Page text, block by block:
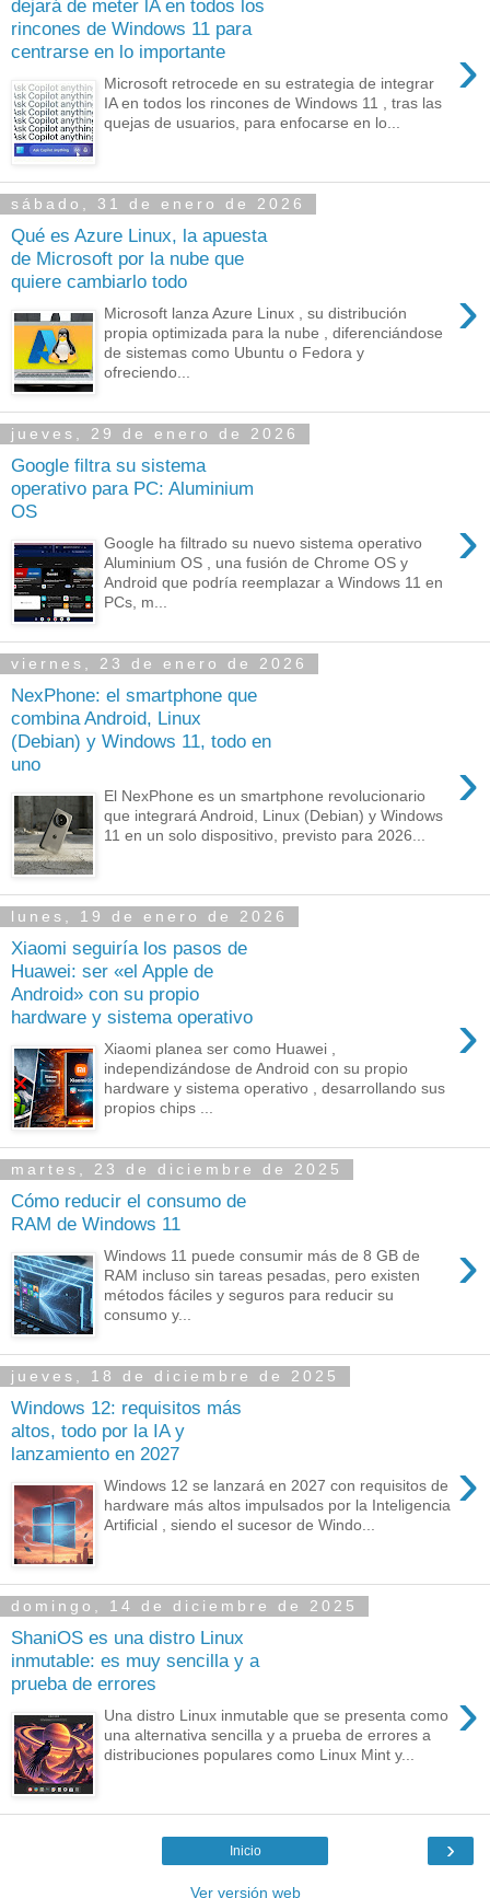
dejará de meter lA en todos los
rincones de Windows 11 para
centrarse en lo importante
›
Microsoft retrocede en su estrategia de integrar
IA en todos los rincones de Windows 11 , tras las
quejas de usuarios, para enfocarse en lo...
sábado, 31 de enero de 2026
Qué es Azure Linux, la apuesta
de Microsoft por la nube que
quiere cambiarlo todo
›
Microsoft lanza Azure Linux , su distribución
propia optimizada para la nube , diferenciándose
de sistemas como Ubuntu o Fedora y
ofreciendo...
jueves, 29 de enero de 2026
Google filtra su sistema
operativo para PC: Aluminium
OS
›
Google ha filtrado su nuevo sistema operativo
Aluminium OS , una fusión de Chrome OS y
Android que podría reemplazar a Windows 11 en
PCs, m...
viernes, 23 de enero de 2026
NexPhone: el smartphone que
combina Android, Linux
(Debian) y Windows 11, todo en
uno
›
El NexPhone es un smartphone revolucionario
que integrará Android, Linux (Debian) y Windows
11 en un solo dispositivo, previsto para 2026...
lunes, 19 de enero de 2026
Xiaomi seguiría los pasos de
Huawei: ser «el Apple de
Android» con su propio
hardware y sistema operativo
›
Xiaomi planea ser como Huawei ,
independizándose de Android con su propio
hardware y sistema operativo , desarrollando sus
propios chips ...
martes, 23 de diciembre de 2025
Cómo reducir el consumo de
RAM de Windows 11
›
Windows 11 puede consumir más de 8 GB de
RAM incluso sin tareas pesadas, pero existen
métodos fáciles y seguros para reducir su
consumo y...
jueves, 18 de diciembre de 2025
Windows 12: requisitos más
altos, todo por la IA y
lanzamiento en 2027
›
Windows 12 se lanzará en 2027 con requisitos de
hardware más altos impulsados por la Inteligencia
Artificial , siendo el sucesor de Windo...
domingo, 14 de diciembre de 2025
ShaniOS es una distro Linux
inmutable: es muy sencilla y a
prueba de errores
›
Una distro Linux inmutable que se presenta como
una alternativa sencilla y a prueba de errores a
distribuciones populares como Linux Mint y...
›
Inicio
Ver versión web